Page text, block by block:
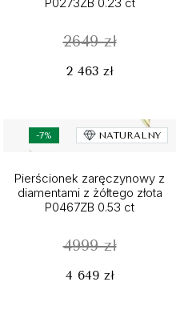
2649 zł
2 463 zł
-7% NATURALNY
Pierścionek zaręczynowy z
diamentami z żółtego złota
P0467ZB 0.53 ct
4999 zł
4 649 zł